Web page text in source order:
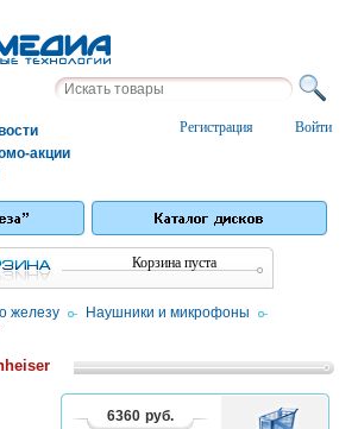
Войти
Регистрация
акции
Корзина пуста
железу / Наушники и микрофоны /
6360 руб.
В